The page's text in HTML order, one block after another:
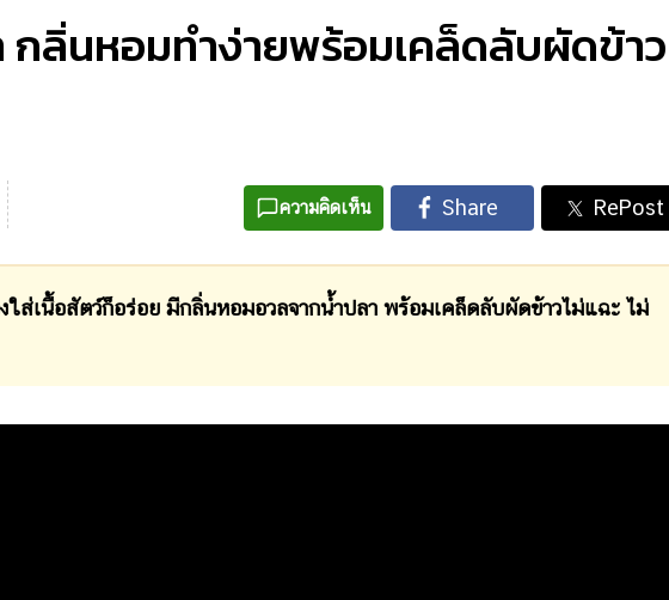
กลิ่นหอมทำง่ายพร้อมเคล็ดลับผัดข้าว
ความคิดเห็น
ใส่เนื้อสัตว์ก็อร่อย มีกลิ่นหอมอวลจากน้ำปลา พร้อมเคล็ดลับผัดข้าวไม่แฉะ ไม่